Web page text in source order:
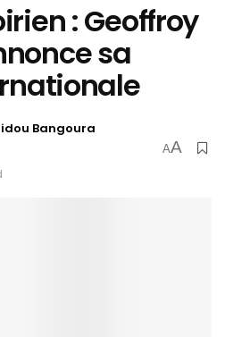
: Geoffroy
sa
Bangoura
AA